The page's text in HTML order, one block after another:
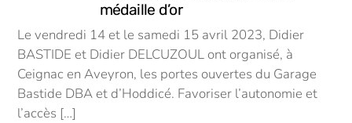
médaille d’or
Le vendredi 14 et le samedi 15 avril 2023, Didier
BASTIDE et Didier DELCUZOUL ont organisé, à
Ceignac en Aveyron, les portes ouvertes du Garage
Bastide DBA et d’Hoddicé. Favoriser l’autonomie et
l’accès […]